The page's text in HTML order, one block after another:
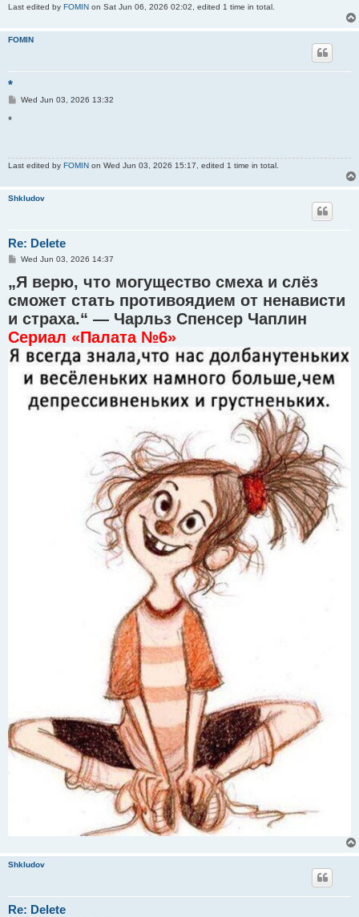
Last edited by FOMIN on Sat Jun 06, 2026 02:02, edited 1 time in total.
FOMIN
*
PWed Jun 03, 2026 13:32
*
Last edited by FOMIN on Wed Jun 03, 2026 15:17, edited 1 time in total.
Shkludov
Re: Delete
P
s
t
Wed Jun 03, 2026 14:37
„Я верю, что могущество смеха и слёз
сможет стать противоядием от ненависти
и страха.“ — Чарльз Спенсер Чаплин
Сериал «Палата №6»
Shkludov
Re: Delete